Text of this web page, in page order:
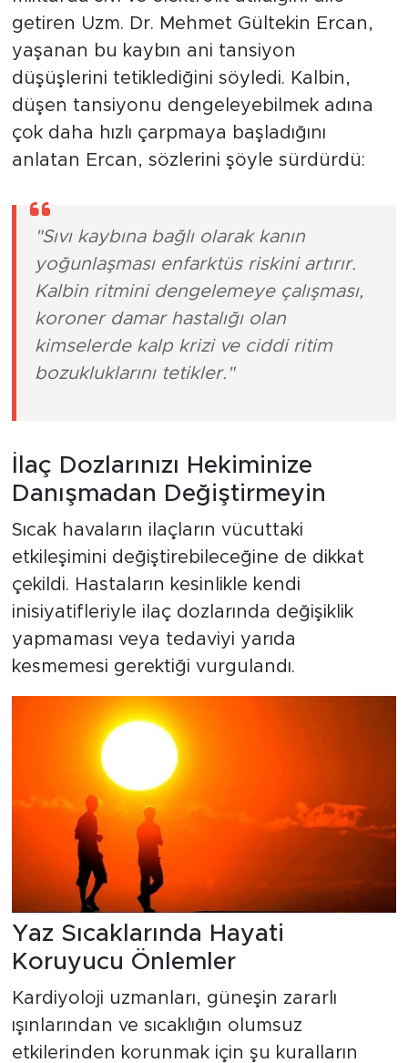
getiren Uzm. Dr. Mehmet Gültekin Ercan,
yaşanan bu kaybın ani tansiyon
düşüşlerini tetiklediğini söyledi. Kalbin,
düşen tansiyonu dengeleyebilmek adına
çok daha hızlı çarpmaya başladığını
anlatan Ercan, sözlerini şöyle sürdürdü:
"Sıvı kaybına bağlı olarak kanın
yoğunlaşması enfarktüs riskini artırır.
Kalbin ritmini dengelemeye çalışması,
koroner damar hastalığı olan
kimselerde kalp krizi ve ciddi ritim
bozukluklarını tetikler."
İlaç Dozlarınızı Hekiminize
Danışmadan Değiştirmeyin
Sıcak havaların ilaçların vücuttaki
etkileşimini değiştirebileceğine de dikkat
çekildi. Hastaların kesinlikle kendi
inisiyatifleriyle ilaç dozlarında değişiklik
yapmaması veya tedaviyi yarıda
kesmemesi gerektiği vurgulandı.
Yaz Sıcaklarında Hayati
Koruyucu Önlemler
Kardiyoloji uzmanları, güneşin zararlı
ışınlarından ve sıcaklığın olumsuz
etkilerinden korunmak için şu kuralların